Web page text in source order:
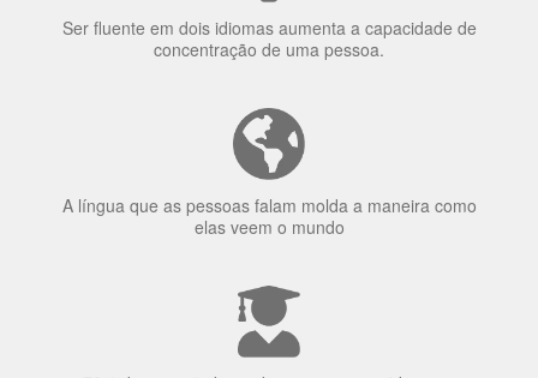
concentração de uma pessoa.
elas veem o mundo